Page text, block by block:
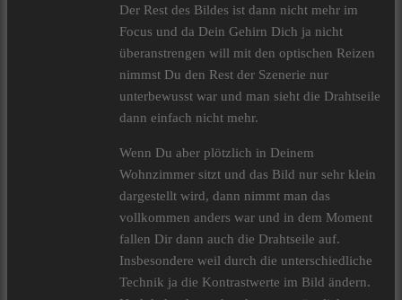
Der Rest des Bildes ist dann nicht mehr im
Focus und da Dein Gehirn Dich ja nicht
überanstrengen will mit den optischen Reizen
nimmst Du den Rest der Szenerie nur
unterbewusst war und man sieht die Drahtseile
dann einfach nicht mehr.
Wenn Du aber plötzlich in Deinem
Wohnzimmer sitzt und das Bild nur sehr klein
dargestellt wird, dann nimmt man das
vollkommen anders war und in dem Moment
fallen Dir dann auch die Drahtseile auf.
Insbesondere weil durch die unterschiedliche
Technik ja die Kontrastwerte im Bild ändern.